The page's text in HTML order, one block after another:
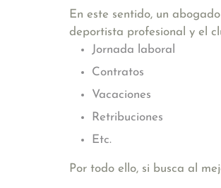
En este sentido, un
deportista profesional y el
Jornada laboral
Contratos
Vacaciones
Retribuciones
Etc.
Por todo ello, si busca al